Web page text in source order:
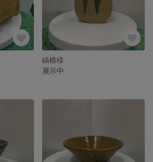
縞模様
展示中